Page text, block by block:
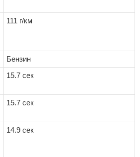
111 г/км
Бензин
15.7 сек
15.7 сек
14.9 сек